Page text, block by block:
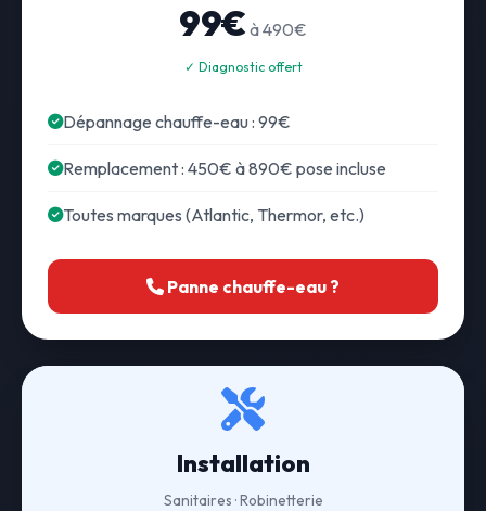
99€ à 490€
✓ Diagnostic offert
Dépannage chauffe-eau : 99€
Remplacement : 450€ à 890€ pose incluse
Toutes marques (Atlantic, Thermor, etc.)
Panne chauffe-eau ?
Installation
Sanitaires · Robinetterie